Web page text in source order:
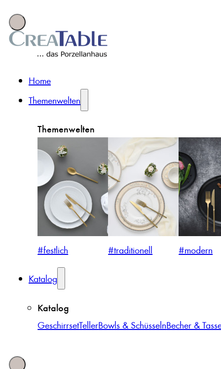
Home
Themenwelten
Themenwelten
#festlich #traditionell #modern
Katalog
Katalog
GeschirrsetTellerBowls & SchüsselnBecher &